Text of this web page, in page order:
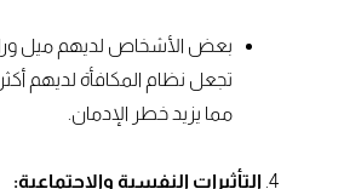
بعض الأشخاص لديهم ميل
تجعل نظام المكافأة لديهم
مما يزيد خطر الإدمان.
التأثيرات النفسية والاجتماعية: